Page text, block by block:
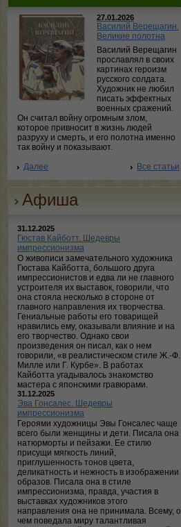
27.01.2026
Василий Верещагин.
Великие полотна
Василий Верещагин
прославлял в своих
картинах героизм
русского солдата.
Художник не любил
писать эффектных
военных сражений.
Он считал войну огромным злом,
которое привносит в жизнь людей
разруху и смерть, и его полотна именно
так войну и показывают.
Далее
Все статьи
Афиша
31.12.2025
Гюстав Кайботт. Шедевры
импрессионизма
О живописи замечательного художника
Гюстава Кайботта, большого друга
импрессионистов и едва ли не главного
устроителя их выставок, говорили, что
она стояла несколько в стороне от
главного направления их творчества.
Гениальные работы его товарищей
нравились ему, оказывали влияние и на
его творчество. Однако свои
произведения он писал, как о нем
говорили, «в реалистическом стиле Ж.-Ф.
Милле или Г. Курбе». В работах
Кайботта угадывалось знакомство
мастера с японскими гравюрами.
31.12.2025
Эва Гонсалес. Шедевры
импрессионизма
Героями художницы Эвы Гонсалес чаще
всего были женщины и дети. Писала она
натюрморты и пейзажи. Ее стилю
присущи мягкость линий,
приглушенность тонов цвета,
деликатность и нежность в изображении
образов. Писала она в стиле
импрессионизма, правда, участия в
выставках художников этого
направления она не принимала. Всему, о
чем поведала миру талантливая